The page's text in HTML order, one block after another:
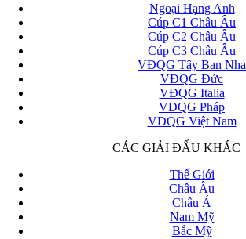
Ngoại Hạng Anh
Cúp C1 Châu Âu
Cúp C2 Châu Âu
Cúp C3 Châu Âu
VĐQG Tây Ban Nha
VĐQG Đức
VĐQG Italia
VĐQG Pháp
VĐQG Việt Nam
CÁC GIẢI ĐẤU KHÁC
Thế Giới
Châu Âu
Châu Á
Nam Mỹ
Bắc Mỹ